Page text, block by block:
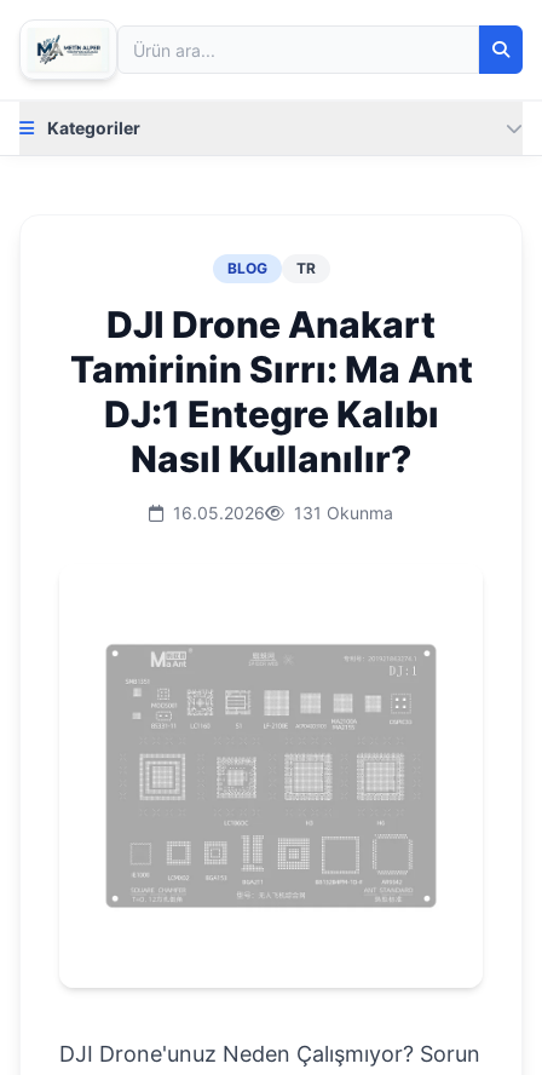
Kategoriler
BLOG TR
DJI Drone Anakart
Tamirinin Sırrı: Ma Ant
DJ:1 Entegre Kalıbı
Nasıl Kullanılır?
16.05.2026 131 Okunma
DJI Drone'unuz Neden Çalışmıyor? Sorun